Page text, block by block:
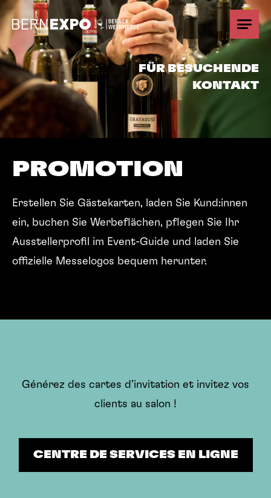
Vue d'ensemble
Portefeuille d'exposition
Organisationnel
Sujets
Standplanung
Anreise
Promotion
Partnerschaften
FÜR BESUCHENDE
KONTAKT
PROMOTION
Erstellen Sie Gästekarten, laden Sie Kund:innen
ein, buchen Sie Werbeflächen, pflegen Sie Ihr
Ausstellerprofil im Event-Guide und laden Sie
offizielle Messelogos bequem herunter.
Générez des cartes d’invitation et invitez vos
clients au salon !
CENTRE DE SERVICES EN LIGNE
CENTRE DE SERVICES EN LIGNE